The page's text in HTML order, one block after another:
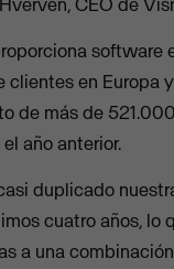
software
clientes en Europa
de más de
año anterior.
duplicado
cuatro años, lo
a una